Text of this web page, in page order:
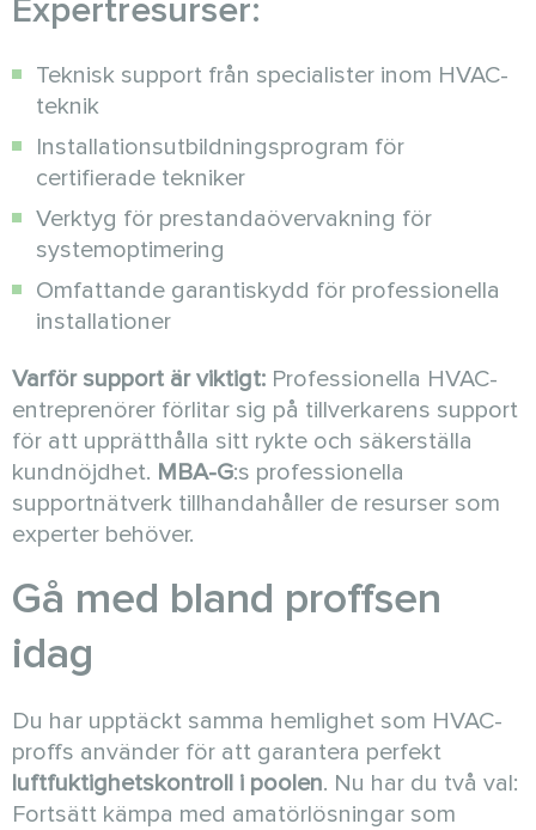
Expertresurser:
Teknisk support från specialister inom HVAC-
teknik
Installationsutbildningsprogram för
certifierade tekniker
Verktyg för prestandaövervakning för
systemoptimering
Omfattande garantiskydd för professionella
installationer
Varför support är viktigt: Professionella HVAC-
entreprenörer förlitar sig på tillverkarens support
för att upprätthålla sitt rykte och säkerställa
kundnöjdhet. MBA-G:s professionella
supportnätverk tillhandahåller de resurser som
experter behöver.
Gå med bland proffsen
idag
Du har upptäckt samma hemlighet som HVAC-
proffs använder för att garantera perfekt
luftfuktighetskontroll i poolen. Nu har du två val:
Fortsätt kämpa med amatörlösningar som